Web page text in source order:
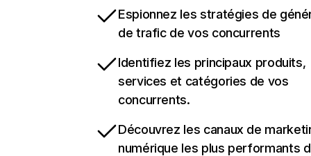
Espionnez les stratégies de
de trafic de vos concurrents
Identifiez les principaux produits,
services et catégories de vos
concurrents.
Découvrez les canaux de
numérique les plus performants